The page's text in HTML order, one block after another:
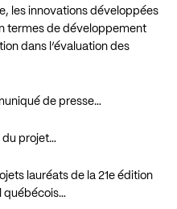
les innovations développées
termes de développement
dans l’évaluation des
de presse…
du projet…
lauréats de la 21e édition
québécois…